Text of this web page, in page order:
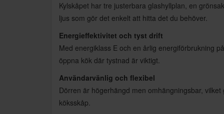
Kylskåpet har tre justerbara glashyllplan, en
ljus som gör det enkelt att hitta det du behöver.
Energieffektivitet och tyst drift
Med energiklass E och en årlig energiförbrukning
öppna kök där tystnad är viktigt.
Användarvänlig och flexibel
Dörren är högerhängd men omhängningsbar,
köksskåp.